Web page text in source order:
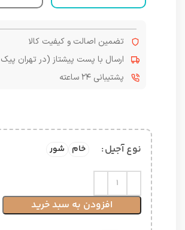
تضمین اصالت و کیفیت کالا
ارسال با پست پیشتاز (در تهران
پشتیبانی ۲۴ ساعته
نوع آجیل خام شور
افزودن به سبد خرید